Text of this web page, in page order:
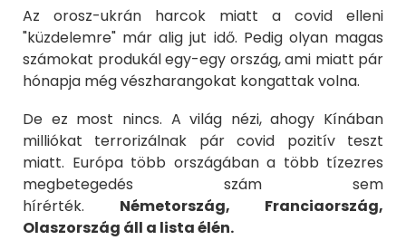
Az orosz-ukrán harcok miatt a covid elleni
"küzdelemre" már alig jut idő. Pedig olyan magas
számokat produkál egy-egy ország, ami miatt pár
hónapja még vészharangokat kongattak volna.
De ez most nincs. A világ nézi, ahogy Kínában
milliókat terrorizálnak pár covid pozitív teszt
miatt. Európa több országában a több tízezres
megbetegedés szám sem
hírérték. Németország, Franciaország,
Olaszország áll a lista élén.